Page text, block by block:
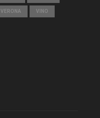
VERONA VINO